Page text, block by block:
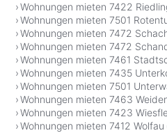
Wohnungen mieten 7422
Wohnungen mieten 7501
Wohnungen mieten 7472
Wohnungen mieten 7472
Wohnungen mieten 7461
Wohnungen mieten 7435
Wohnungen mieten 7501
Wohnungen mieten 7463
Wohnungen mieten 7423
Wohnungen mieten 7412 Wolfau